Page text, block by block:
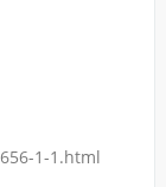
1-1.html